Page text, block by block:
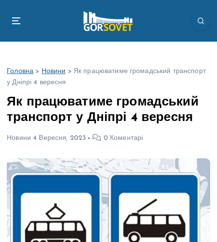
Головна > Новини > Як працюватиме громадський транспорт
у Дніпрі 4 вересня
Як працюватиме громадський
транспорт у Дніпрі 4 вересня
Новини 4 Вересня, 2023 0 Коментарі